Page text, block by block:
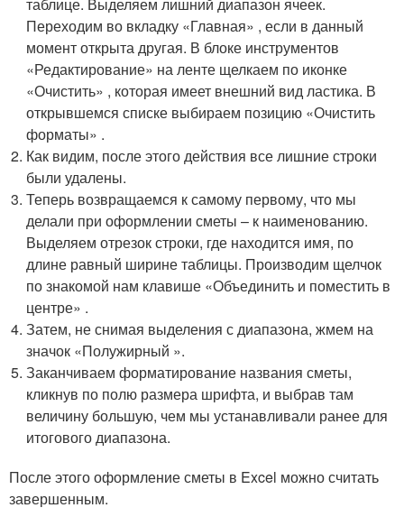
Переходим во вкладку «Главная» , если в данный
момент открыта другая. В блоке инструментов
«Редактирование» на ленте щелкаем по иконке
«Очистить» , которая имеет внешний вид ластика. В
открывшемся списке выбираем позицию «Очистить
форматы» .
Как видим, после этого действия все лишние строки
были удалены.
Теперь возвращаемся к самому первому, что мы
делали при оформлении сметы – к наименованию.
Выделяем отрезок строки, где находится имя, по
длине равный ширине таблицы. Производим щелчок
по знакомой нам клавише «Объединить и поместить в
центре» .
Затем, не снимая выделения с диапазона, жмем на
значок «Полужирный ».
Заканчиваем форматирование названия сметы,
кликнув по полю размера шрифта, и выбрав там
величину большую, чем мы устанавливали ранее для
итогового диапазона.
После этого оформление сметы в Excel можно считать
завершенным.